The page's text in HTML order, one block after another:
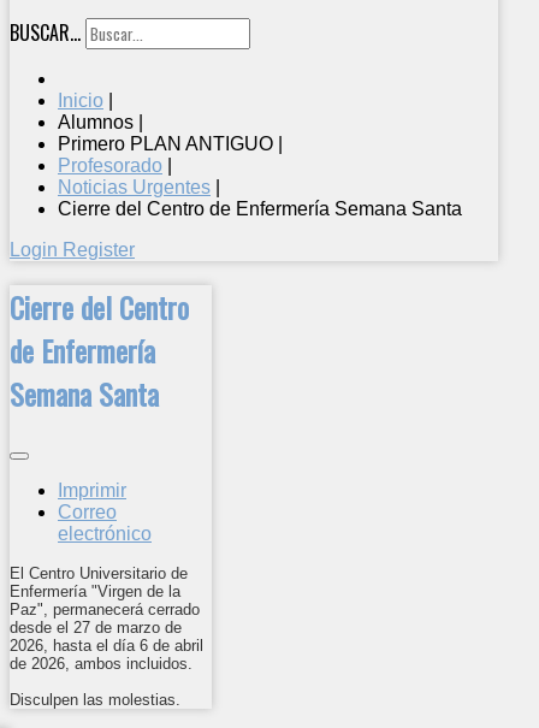
BUSCAR...
Inicio
Alumnos
Primero PLAN ANTIGUO
Profesorado
Noticias Urgentes
Cierre del Centro de Enfermería Semana Santa
Login Register
Cierre del Centro
de Enfermería
Semana Santa
Imprimir
Correo
electrónico
El Centro Universitario de
Enfermería "Virgen de la
Paz", permanecerá cerrado
desde el 27 de marzo de
2026, hasta el día 6 de abril
de 2026, ambos incluidos.
Disculpen las molestias.